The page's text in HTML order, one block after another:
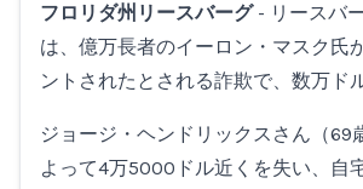
フロリダ州リースバーグ- リースバ
は、億万長者のイーロン・マスク氏
ントされたとされる詐欺で、数万ド
ジョージ・ヘンドリックスさん（69
よって4万5000ドル近くを失い、自